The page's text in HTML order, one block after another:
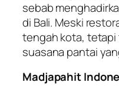
sebab
di Bali. Meski
tengah kota, tetapi
suasana pantai
Madjapahit